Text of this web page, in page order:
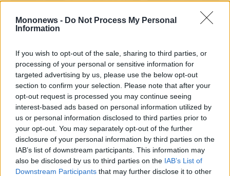
Mononews - Do Not Process My Personal
Information
If you wish to opt-out of the sale, sharing to third parties, or
processing of your personal or sensitive information for
targeted advertising by us, please use the below opt-out
section to confirm your selection. Please note that after your
opt-out request is processed you may continue seeing
interest-based ads based on personal information utilized by
us or personal information disclosed to third parties prior to
your opt-out. You may separately opt-out of the further
disclosure of your personal information by third parties on the
IAB’s list of downstream participants. This information may
also be disclosed by us to third parties on the IAB’s List of
Downstream Participants that may further disclose it to other
Οικονομία